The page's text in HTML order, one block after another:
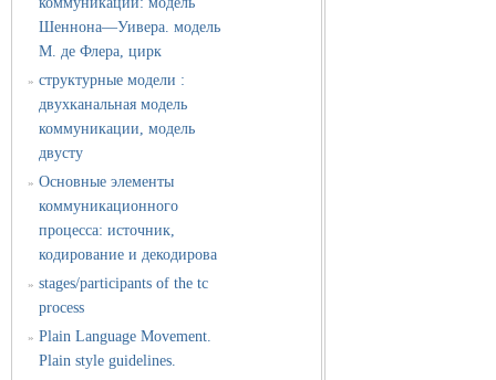
Шеннона—Уивера. модель
М. де Флера, цирк
» структурные модели :
двухканальная модель
коммуникации, модель
двусту
» Основные элементы
коммуникационного
процесса: источник,
кодирование и декодирова
» stages/participants of the tc
process
» Plain Language Movement.
Plain style guidelines.